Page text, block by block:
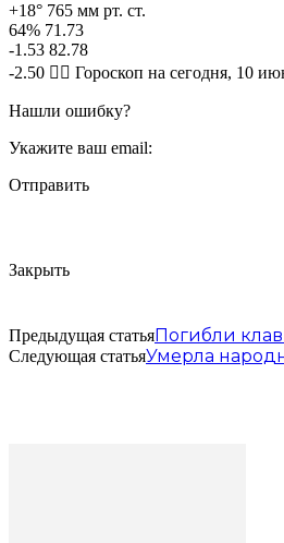
+18° 765 мм рт. ст.
64% 71.73
-1.53 82.78
-2.50 🧙‍♀ Гороскоп на сегодня, 10
Нашли ошибку?
Укажите ваш email:
Отправить
Закрыть
Предыдущая статьяПогибли
Следующая статьяУмерла